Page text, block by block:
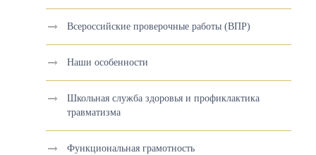
Всероссийские проверочные работы (ВПР)
Наши особенности
Школьная служба здоровья и профиклактика
травматизма
Функциональная грамотность